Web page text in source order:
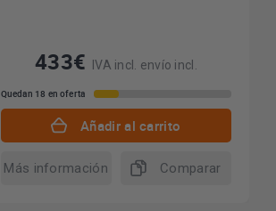
433€ IVA incl. envío incl.
Quedan 18 en oferta
Añadir al carrito
Más información Comparar